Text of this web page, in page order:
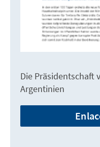
Die Präsidentschaft
Argentinien